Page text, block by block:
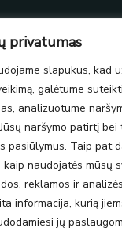
privatumas
slapukus, kad
galėtume
analizuotume
naršymo patirtį bei
pasiūlymus. Taip pat
naudojatės mūsų
reklamos ir
informacija, kurią
jų
pasiūlymus,